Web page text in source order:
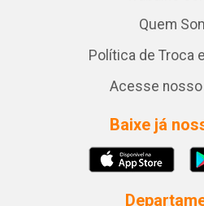
Quem
Política de Troca
Acesse
Baixe já